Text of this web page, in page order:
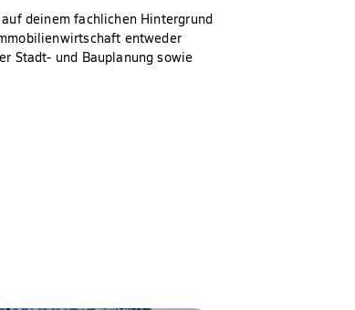
deinem fachlichen Hintergrund
entweder
Stadt- und Bauplanung sowie